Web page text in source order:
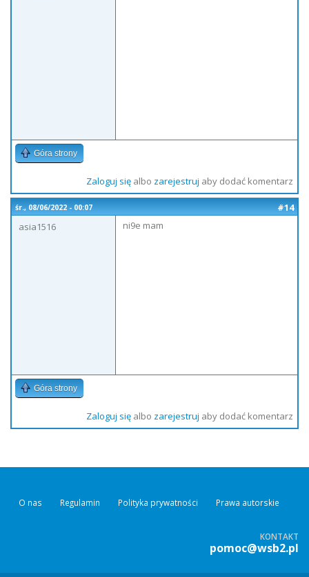
Góra strony
Zaloguj sięalbo zarejestruj aby dodać komentarz
śr., 08/06/2022 - 00:07
#14
asia1516
ni9e mam
Góra strony
Zaloguj sięalbo zarejestruj aby dodać komentarz
O nas Regulamin Polityka prywatności Prawa autorskie
KONTAKT
pomoc@wsb2.pl